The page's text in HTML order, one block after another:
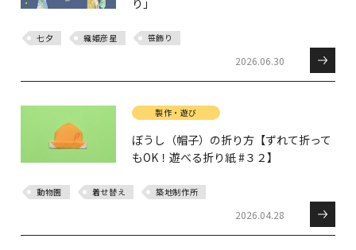
り」
七夕 織姫彦星 笹飾り
2026.06.30
製作・遊び
ぼうし（帽子）の折り方【ずれて折って
もOK！遊べる折り紙 #３２】
動物園 着せ替え 築地制作所
2026.04.28